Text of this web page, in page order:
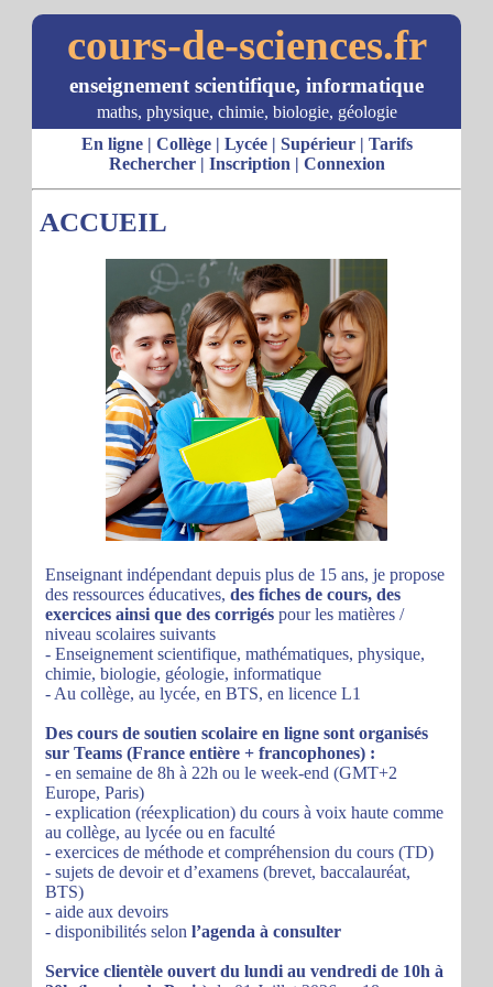
cours-de-sciences.fr
enseignement scientifique, informatique
maths, physique, chimie, biologie, géologie
En ligne| Collège| Lycée| Supérieur| Tarifs
Rechercher| Inscription | Connexion
ACCUEIL
Enseignant indépendant depuis plus de 15 ans, je propose
des ressources éducatives, des fiches de cours, des
exercices ainsi que des corrigés pour les matières /
niveau scolaires suivants
- Enseignement scientifique, mathématiques, physique,
chimie, biologie, géologie, informatique
- Au collège, au lycée, en BTS, en licence L1
Des cours de soutien scolaire en ligne sont organisés
sur Teams (France entière + francophones) :
- en semaine de 8h à 22h ou le week-end (GMT+2
Europe, Paris)
- explication (réexplication) du cours à voix haute comme
au collège, au lycée ou en faculté
- exercices de méthode et compréhension du cours (TD)
- sujets de devoir et d’examens (brevet, baccalauréat,
BTS)
- aide aux devoirs
- disponibilités selon l’agenda à consulter
Service clientèle ouvert du lundi au vendredi de 10h à